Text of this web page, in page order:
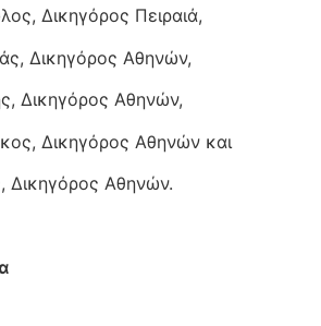
Δικηγόρος Πειραιά,
Δικηγόρος Αθηνών,
Δικηγόρος Αθηνών,
Δικηγόρος Αθηνών και
Δικηγόρος Αθηνών.